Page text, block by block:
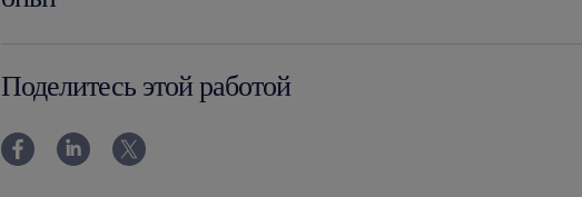
przeprowadzanie testów elektrycznych
Поделитесь этой работой